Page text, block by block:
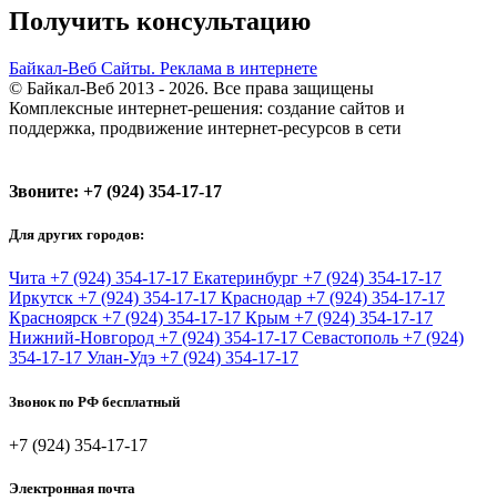
Получить консультацию
Байкал-Веб Сайты. Реклама в интернете
© Байкал-Веб 2013 - 2026. Все права защищены
Комплексные интернет-решения: создание сайтов и
поддержка, продвижение интернет-ресурсов в сети
Звоните: +7 (924) 354-17-17
Для других городов:
Чита +7 (924) 354-17-17 Екатеринбург +7 (924) 354-17-17
Иркутск +7 (924) 354-17-17 Краснодар +7 (924) 354-17-17
Красноярск +7 (924) 354-17-17 Крым +7 (924) 354-17-17
Нижний-Новгород +7 (924) 354-17-17 Севастополь +7 (924)
354-17-17 Улан-Удэ +7 (924) 354-17-17
Звонок по РФ бесплатный
+7 (924) 354-17-17
Электронная почта